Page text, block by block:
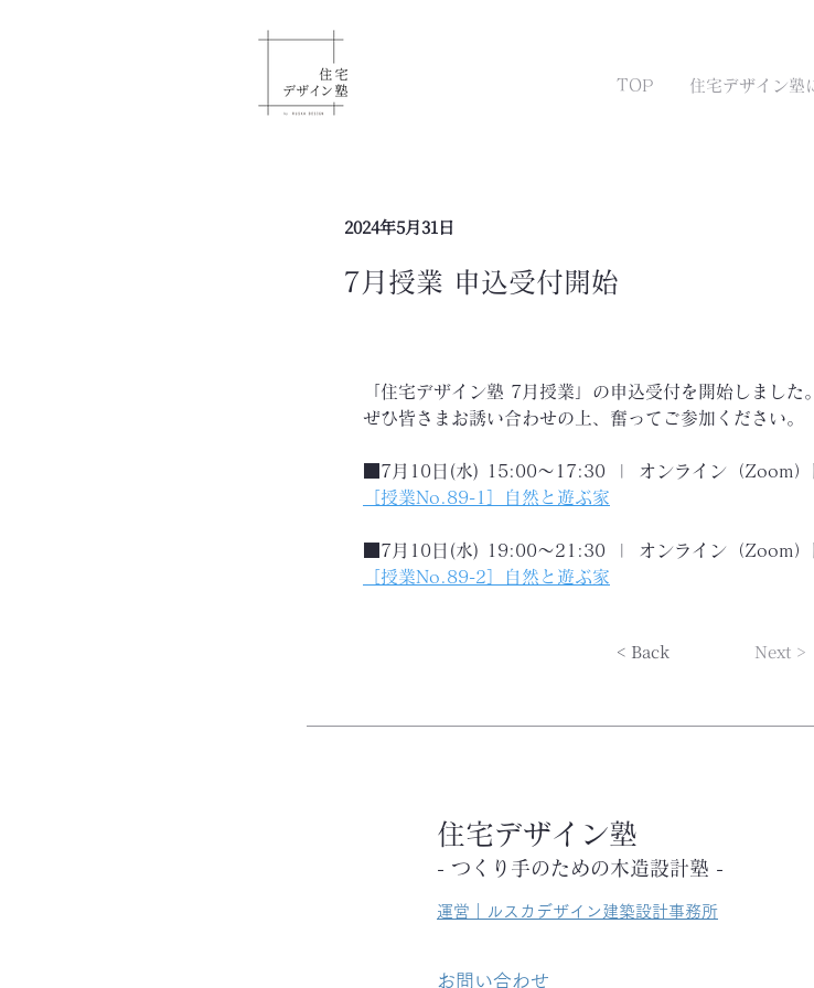
TOP 住宅デザイン塾
2024年5月31日
7月授業 申込受付開始
「住宅デザイン塾 7月授業」の申込受付を開始しました。
ぜひ皆さまお誘い合わせの上、奮ってご参加ください。
■7月10日(水) 15:00〜17:30  |  オンライン（Zoom）
［授業No.89-1］自然と遊ぶ家
■7月10日(水) 19:00〜21:30  |  オンライン（Zoom）
［授業No.89-2］自然と遊ぶ家
< Back Next >
住宅デザイン塾
- つくり手のための木造設計塾 -
​運営｜ルスカデザイン建築設計事務所
​お問い合わせ